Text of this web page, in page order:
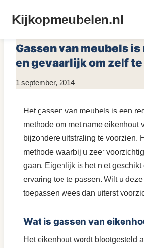
naarKijkopmeubelen.nl
Gassen van meubels
en gevaarlijk om zelf te
Door
1 september, 2014
Het gassen van meubels is een
methode om met name eikenhout
bijzondere uitstraling te voorzien.
methode waarbij u zeer
gaan. Eigenlijk is het niet geschikt
ervaring toe te passen. Wilt u
toepassen wees dan uiterst
Wat is gassen van
Het eikenhout wordt blootgesteld